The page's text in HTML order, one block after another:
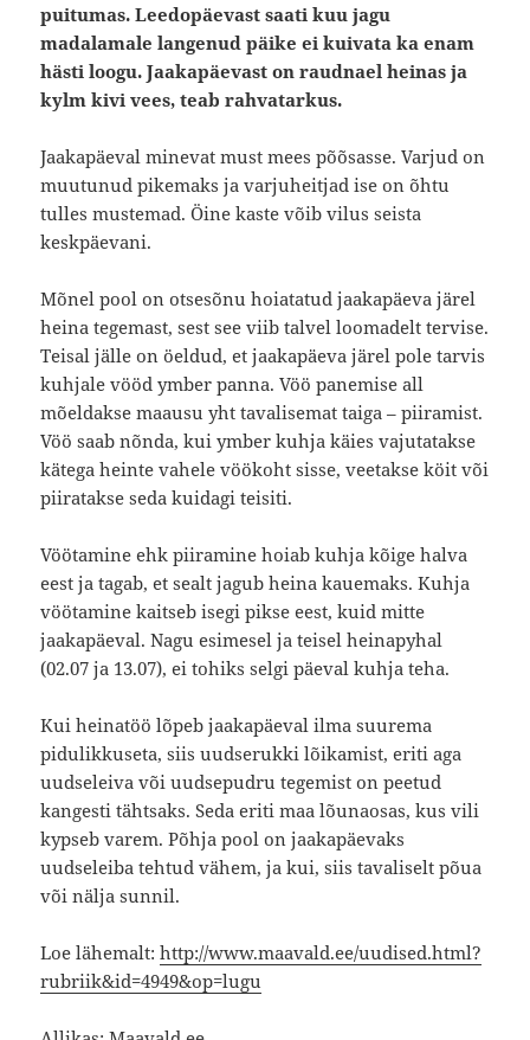
puitumas. Leedopäevast saati kuu jagu
madalamale langenud päike ei kuivata ka enam
hästi loogu. Jaakapäevast on raudnael heinas ja
kylm kivi vees, teab rahvatarkus.
Jaakapäeval minevat must mees põõsasse. Varjud on
muutunud pikemaks ja varjuheitjad ise on õhtu
tulles mustemad. Öine kaste võib vilus seista
keskpäevani.
Mõnel pool on otsesõnu hoiatatud jaakapäeva järel
heina tegemast, sest see viib talvel loomadelt tervise.
Teisal jälle on öeldud, et jaakapäeva järel pole tarvis
kuhjale vööd ymber panna. Vöö panemise all
mõeldakse maausu yht tavalisemat taiga – piiramist.
Vöö saab nõnda, kui ymber kuhja käies vajutatakse
kätega heinte vahele vöökoht sisse, veetakse köit või
piiratakse seda kuidagi teisiti.
Vöötamine ehk piiramine hoiab kuhja kõige halva
eest ja tagab, et sealt jagub heina kauemaks. Kuhja
vöötamine kaitseb isegi pikse eest, kuid mitte
jaakapäeval. Nagu esimesel ja teisel heinapyhal
(02.07 ja 13.07), ei tohiks selgi päeval kuhja teha.
Kui heinatöö lõpeb jaakapäeval ilma suurema
pidulikkuseta, siis uudserukki lõikamist, eriti aga
uudseleiva või uudsepudru tegemist on peetud
kangesti tähtsaks. Seda eriti maa lõunaosas, kus vili
kypseb varem. Põhja pool on jaakapäevaks
uudseleiba tehtud vähem, ja kui, siis tavaliselt põua
või nälja sunnil.
Loe lähemalt:http://www.maavald.ee/uudised.html?
rubriik&id=4949&op=lugu